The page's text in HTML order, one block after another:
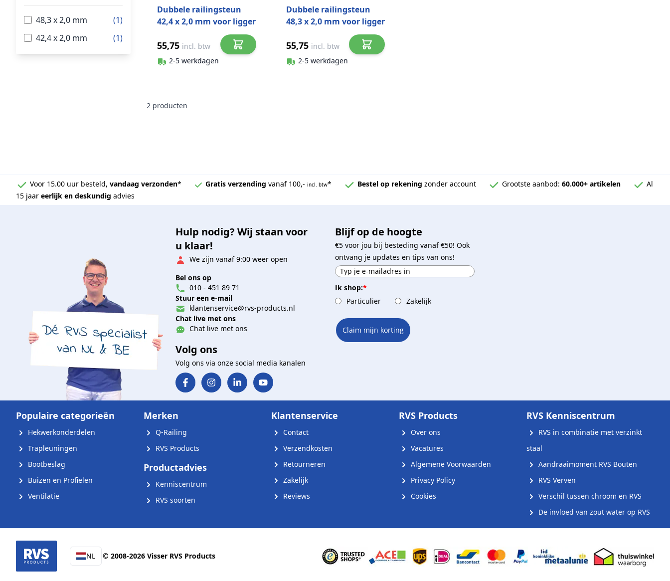
48,3 x 2,0 mm
(1)
42,4 x 2,0 mm
(1)
Dubbele railingsteun
42,4 x 2,0 mm voor ligger
42,4 mm RVS-316 mat
geslepen model 0693
55,75 incl. btw
2-5 werkdagen
Dubbele railingsteun
48,3 x 2,0 mm voor ligger
48,3 mm RVS-316 mat
geslepen model 0694
55,75 incl. btw
2-5 werkdagen
2 producten
Voor 15.00 uur besteld, vandaag verzonden* Gratis verzending vanaf 100,- incl. btw* Bestel op rekening zonder account Grootste aanbod: 60.000+ artikelen
Al
15 jaar eerlijk en deskundig advies
Hulp nodig? Wij staan voor
u klaar!
We zijn vanaf 9:00 weer open
Bel ons op
010 - 451 89 71
Stuur een e-mail
klantenservice@rvs-products.nl
Chat live met ons
Chat live met ons
Volg ons
Volg ons via onze social media kanalen
Blijf op de hoogte
€5 voor jou bij besteding vanaf €50! Ook
ontvang je updates en tips van ons!
Ik shop:*
Particulier
Zakelijk
Claim mijn korting
Populaire categorieën
Hekwerkonderdelen
Trapleuningen
Bootbeslag
Buizen en Profielen
Ventilatie
Merken
Q-Railing
RVS Products
Productadvies
Kenniscentrum
RVS soorten
Klantenservice
Contact
Verzendkosten
Retourneren
Zakelijk
Reviews
RVS Products
Over ons
Vacatures
Algemene Voorwaarden
Privacy Policy
Cookies
RVS Kenniscentrum
RVS in combinatie met verzinkt
staal
Aandraaimoment RVS Bouten
RVS Verven
Verschil tussen chroom en RVS
De invloed van zout water op RVS
NL © 2008-2026 Visser RVS Products